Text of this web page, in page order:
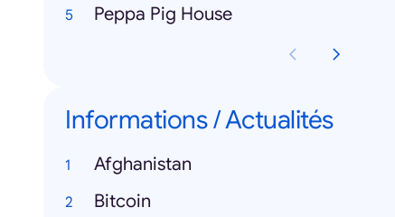
Peppa Pig House
Informations / Actualités
Afghanistan
Bitcoin